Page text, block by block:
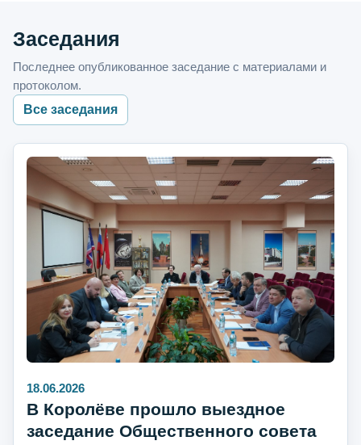
Заседания
Последнее опубликованное заседание с материалами и
протоколом.
Все заседания
18.06.2026
В Королёве прошло выездное
заседание Общественного совета